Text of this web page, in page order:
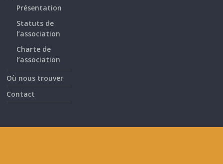
Présentation
Statuts de
l’association
Charte de
l’association
Où nous trouver
Contact